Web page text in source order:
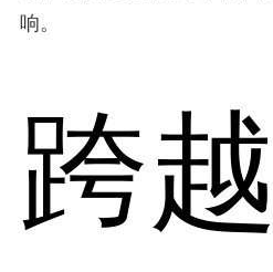
响。
跨